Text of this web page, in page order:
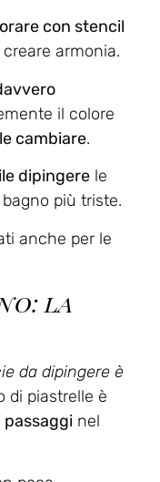
con stencil
armonia.
il colore
cambiare.
dipingere le
più triste.
anche per le
la
da dipingere è
di piastrelle è
passaggi nel